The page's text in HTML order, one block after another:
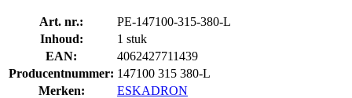
Art. nr.:
PE-147100-315-380-L
Inhoud:
1 stuk
EAN:
4062427711439
Producentnummer: 147100 315 380-L
Merken:
ESKADRON